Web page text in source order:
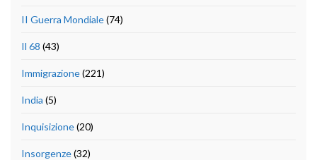
II Guerra Mondiale(74)
Il 68 (43)
Immigrazione(221)
India (5)
Inquisizione(20)
Insorgenze(32)